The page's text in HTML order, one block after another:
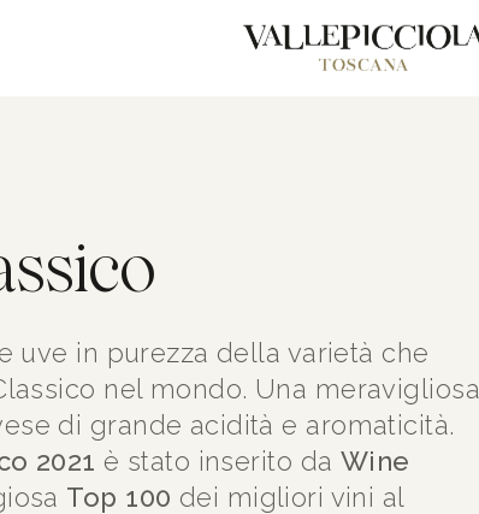
uve in purezza della varietà che
nel mondo. Una meravigliosa
di grande acidità e aromaticità.
2021 è stato inserito da Wine
Top 100 dei migliori vini al